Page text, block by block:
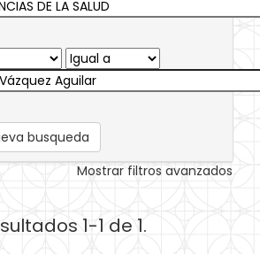
busqueda
Mostrar filtros avanzados
1-1 de 1.